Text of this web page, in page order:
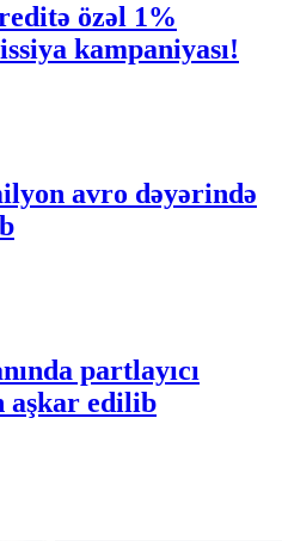
özəl 1%
kampaniyası!
avro dəyərində
partlayıcı
aşkar edilib